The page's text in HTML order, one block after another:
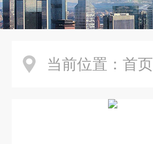
当前位置： 首页